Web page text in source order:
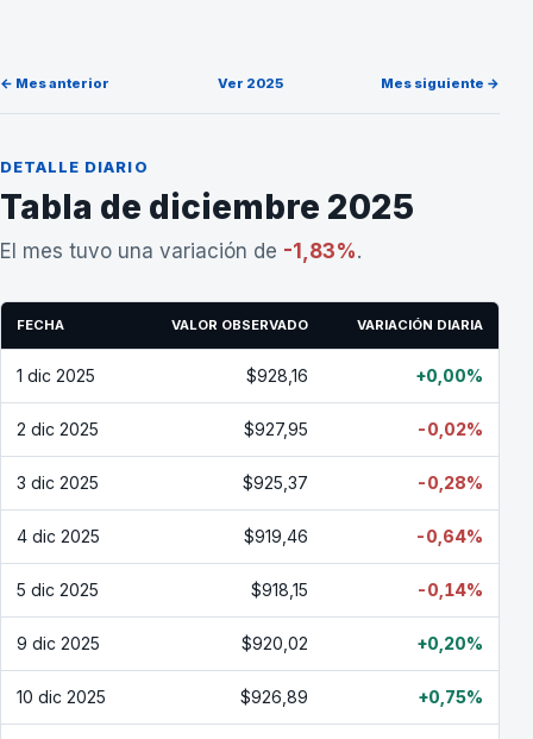
← Mes anterior Ver 2025 Mes siguiente →
DETALLE DIARIO
Tabla de diciembre 2025
El mes tuvo una variación de -1,83%.
FECHA VALOR OBSERVADO VARIACIÓN DIARIA
1 dic 2025 $928,16 +0,00%
2 dic 2025 $927,95 -0,02%
3 dic 2025 $925,37 -0,28%
4 dic 2025 $919,46 -0,64%
5 dic 2025 $918,15 -0,14%
9 dic 2025 $920,02 +0,20%
10 dic 2025 $926,89 +0,75%